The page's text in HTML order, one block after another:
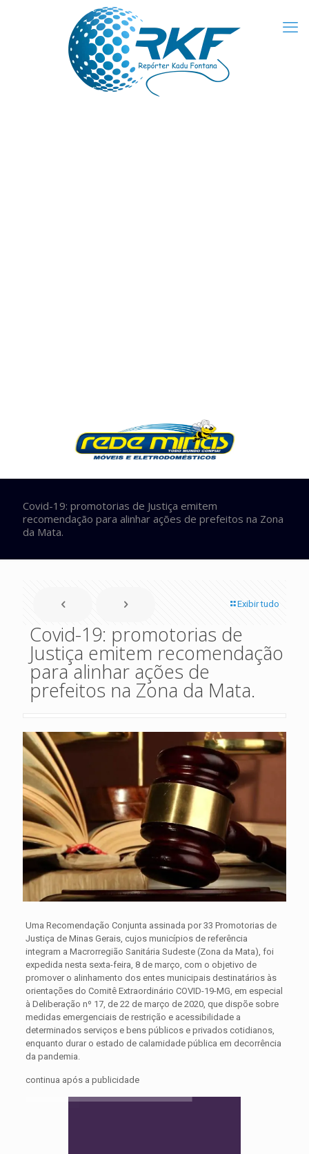
Covid-19: promotorias de Justiça emitem
recomendação para alinhar ações de prefeitos na Zona
da Mata.
Exibir tudo
Covid-19: promotorias de
Justiça emitem recomendação
para alinhar ações de
prefeitos na Zona da Mata.
Uma Recomendação Conjunta assinada por 33 Promotorias de
Justiça de Minas Gerais, cujos municípios de referência
integram a Macrorregião Sanitária Sudeste (Zona da Mata), foi
expedida nesta sexta-feira, 8 de março, com o objetivo de
promover o alinhamento dos entes municipais destinatários às
orientações do Comitê Extraordinário COVID-19-MG, em especial
à Deliberação nº 17, de 22 de março de 2020, que dispõe sobre
medidas emergenciais de restrição e acessibilidade a
determinados serviços e bens públicos e privados cotidianos,
enquanto durar o estado de calamidade pública em decorrência
da pandemia.
continua após a publicidade